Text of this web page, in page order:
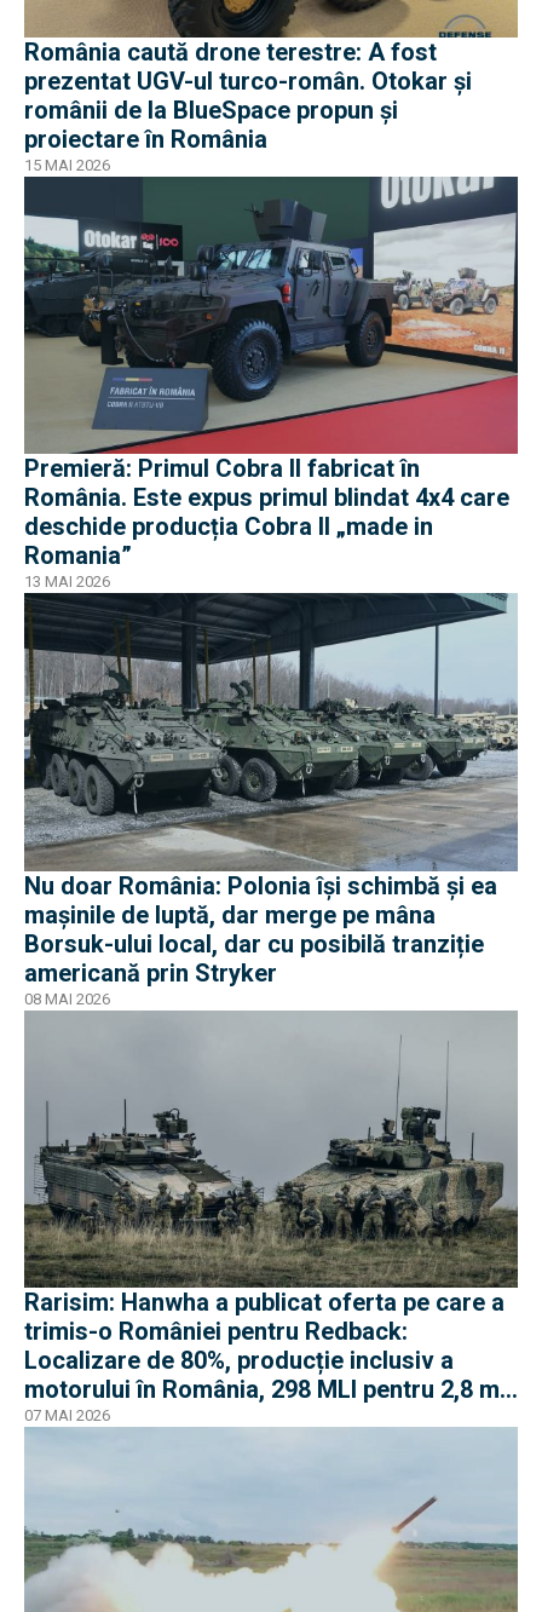
România caută drone terestre: A fost
prezentat UGV-ul turco-român. Otokar și
românii de la BlueSpace propun și
proiectare în România
15 MAI 2026
Premieră: Primul Cobra II fabricat în
România. Este expus primul blindat 4x4 care
deschide producția Cobra II „made in
Romania”
13 MAI 2026
Nu doar România: Polonia își schimbă și ea
mașinile de luptă, dar merge pe mâna
Borsuk-ului local, dar cu posibilă tranziție
americană prin Stryker
08 MAI 2026
Rarisim: Hanwha a publicat oferta pe care a
trimis-o României pentru Redback:
Localizare de 80%, producție inclusiv a
motorului în România, 298 MLI pentru 2,8 mil.
euro
07 MAI 2026